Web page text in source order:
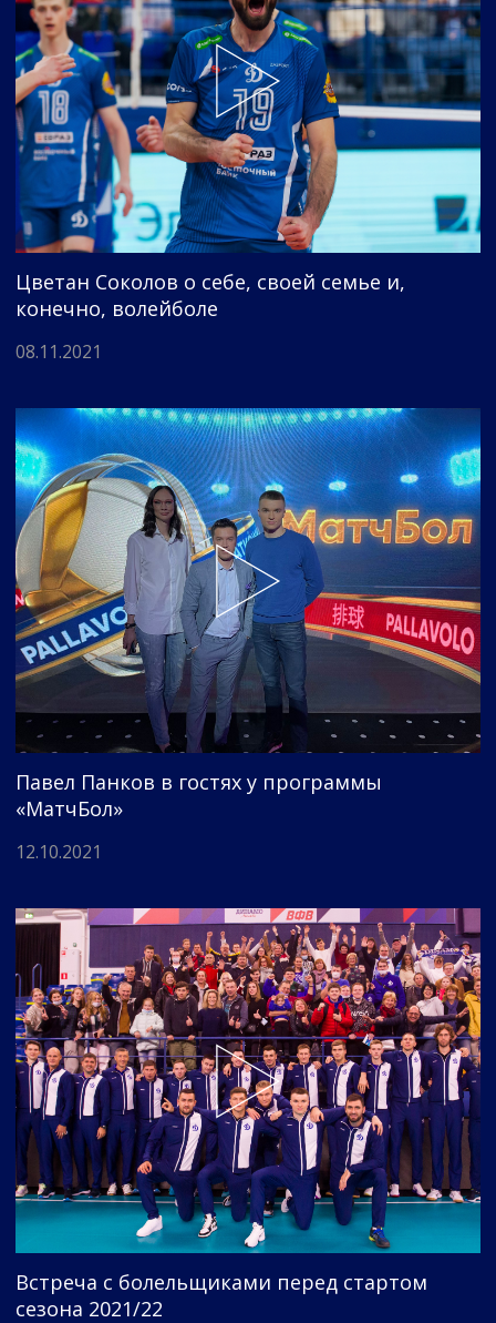
Цветан Соколов о себе, своей семье и,
конечно, волейболе
08.11.2021
Павел Панков в гостях у программы
«МатчБол»
12.10.2021
Встреча с болельщиками перед стартом
сезона 2021/22